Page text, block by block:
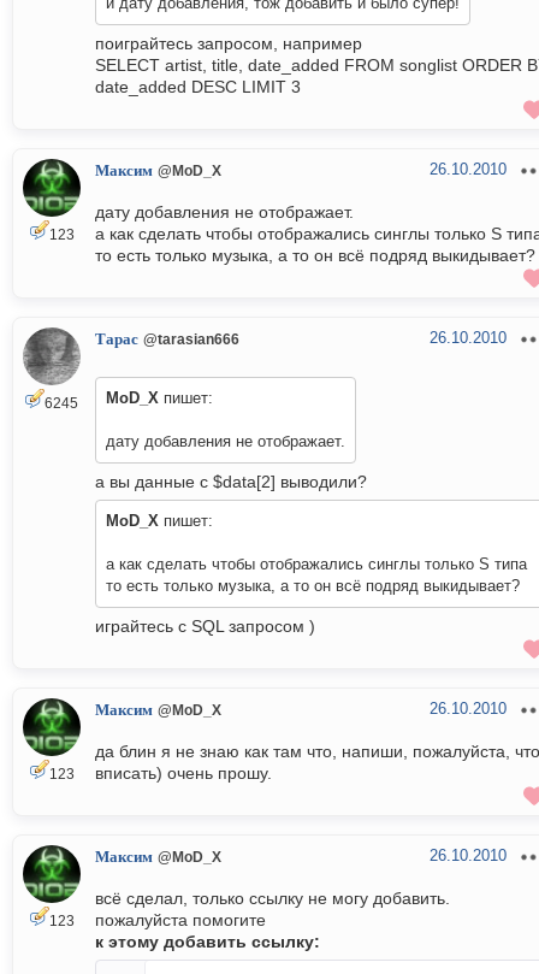
поиграйтесь запросом, например
SELECT artist, title, date_added FROM songlist ORDER
date_added DESC LIMIT 3
123
Максим @MoD_X 26.10.2010
дату добавления не отображает.
а как сделать чтобы отображались синглы только S
то есть только музыка, а то он всё подряд выкидывает?
6245
Тарас @tarasian666 26.10.2010
MoD_X пишет:
дату добавления не отображает.
а вы данные с $data[2] выводили?
MoD_X пишет:
а как сделать чтобы отображались синглы только S типа
то есть только музыка, а то он всё подряд выкидывает?
играйтесь с SQL запросом )
123
Максим @MoD_X 26.10.2010
да блин я не знаю как там что, напиши, пожалуйста, что
вписать) очень прошу.
123
Максим @MoD_X 26.10.2010
всё сделал, только ссылку не могу добавить.
пожалуйста помогите
к этому добавить ссылку: